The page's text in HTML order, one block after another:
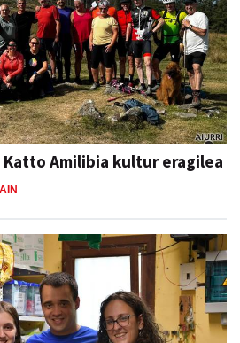
Amilibia kultur eragilea